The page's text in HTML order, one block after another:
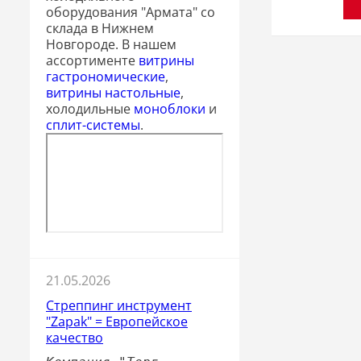
оборудования "Армата" со
склада в Нижнем
Новгороде. В нашем
ассортименте витрины
гастрономические,
витрины настольные,
холодильные моноблоки и
сплит-системы.
21.05.2026
Стреппинг инструмент
"Zapak" = Европейское
качество